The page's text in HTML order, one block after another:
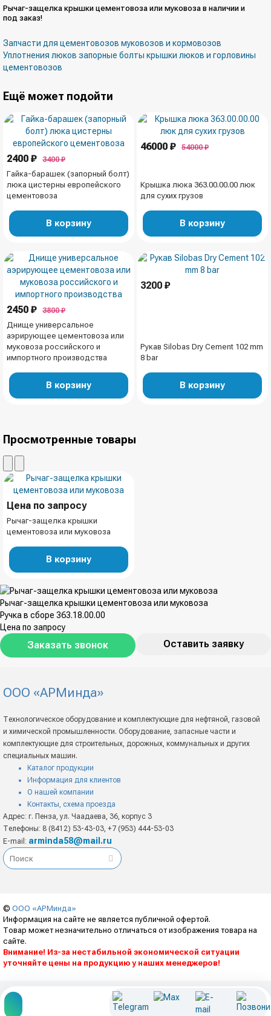
Рычаг-защелка крышки цементовоза или муковоза в наличии и
под заказ!
Запчасти для цементовозов муковозов и кормовозов
Уплотнения люков запорные болты крышки люков и горловины
цементовозов
Ещё может подойти
2400 ₽ 3400 ₽
Гайка-барашек (запорный болт)
люка цистерны европейского
цементовоза
В корзину
46000 ₽ 54000 ₽
Крышка люка 363.00.00.00 люк
для сухих грузов
В корзину
2450 ₽ 3800 ₽
Днище универсальное
аэрирующее цементовоза или
муковоза российского и
импортного производства
В корзину
3200 ₽
Рукав Silobas Dry Cement 102 mm
8 bar
В корзину
Просмотренные товары
Цена по запросу
Рычаг-защелка крышки
цементовоза или муковоза
В корзину
Рычаг-защелка крышки цементовоза или муковоза
Ручка в сборе 363.18.00.00
Цена по запросу
Заказать звонок Оставить заявку
ООО «АРМинда»
Технологическое оборудование и комплектующие для нефтяной, газовой
и химической промышленности. Оборудование, запасные части и
комплектующие для строительных, дорожных, коммунальных и других
специальных машин.
Каталог продукции
Информация для клиентов
О нашей компании
Контакты, схема проезда
Адрес: г. Пенза, ул. Чаадаева, 36, корпус 3
Телефоны: 8 (8412) 53-43-03, +7 (953) 444-53-03
E-mail: arminda58@mail.ru
© ООО «АРМинда»
Информация на сайте не является публичной офертой.
Товар может незначительно отличаться от изображения товара на
сайте.
Внимание! Из-за нестабильной экономической ситуации
уточняйте цены на продукцию у наших менеджеров!